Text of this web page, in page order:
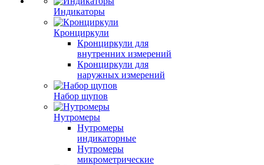
Индикаторы
Кронциркули
Кронциркули для
внутренних измерений
Кронциркули для
наружных измерений
Набор щупов
Нутромеры
Нутромеры
индикаторные
Нутромеры
микрометрические